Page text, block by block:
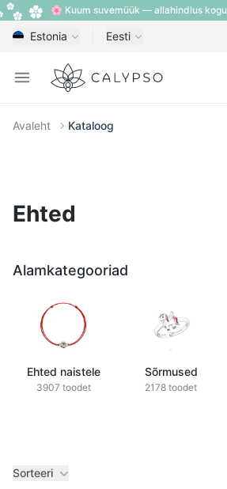
🌸 Kuum suvemüük — allahindlus
Estonia Eesti
Open menu
Calypso
Avaleht Kataloog
Ehted
Alamkategooriad
Ehted naistele
3907 toodet
Sõrmused
2178 toodet
Sorteeri